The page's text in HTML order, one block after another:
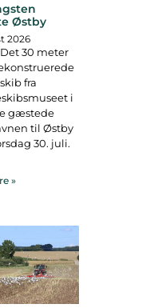
Østby
2026
Det 30 meter
fra
i
gæstede
til Østby
30. juli.
»